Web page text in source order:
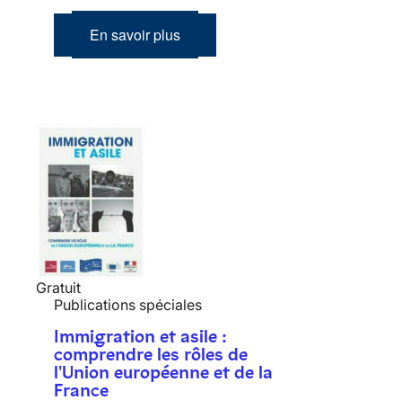
En savoir plus
Gratuit
Publications spéciales
Immigration et asile :
comprendre les rôles de
l'Union européenne et de la
France